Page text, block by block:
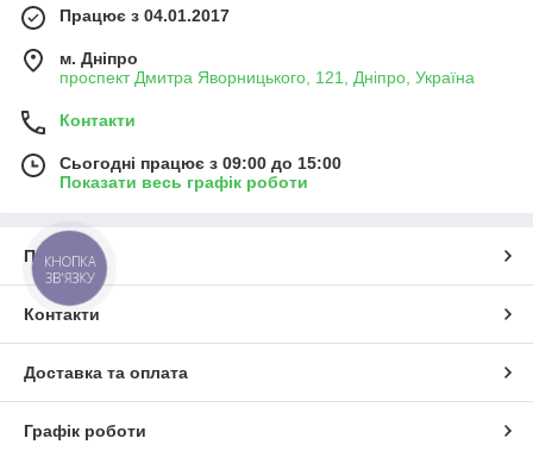
Працює з 04.01.2017
м. Дніпро
проспект Дмитра Яворницького, 121, Дніпро, Україна
Контакти
Сьогодні працює з 09:00 до 15:00
Показати весь графік роботи
Про нас
Контакти
Доставка та оплата
Графік роботи
КНОПКА
ЗВ'ЯЗКУ